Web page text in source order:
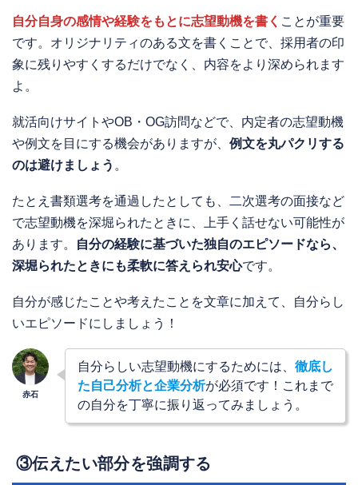
自分自身の感情や経験をもとに志望動機を書く ことが重要
です。オリジナリティのある文を書くことで、採用者の印
象に残りやすくするだけでなく、内容をより深められます
よ。
就活向けサイトやOB・OG訪問などで、内定者の志望動機
や例文を目にする機会がありますが、 例文を丸パクリする
のは避けましょう 。
たとえ書類選考を通過したとしても、二次選考の面接など
で志望動機を深堀られたときに、上手く話せない可能性が
あります。
自分の経験に基づいた独自のエピソードなら、
深堀られたときにも柔軟に答えられ安心です。
自分が感じたことや考えたことを文章に加えて、自分らし
いエピソードにしましょう！
自分らしい志望動機にするためには、 徹底し
た自己分析と企業分析が必須です！これまで
の自分を丁寧に振り返ってみましょう。
③伝えたい部分を強調する